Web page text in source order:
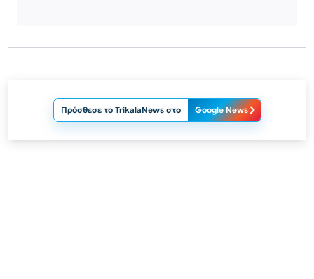
Πρόσθεσε το TrikalaNews στο Google News